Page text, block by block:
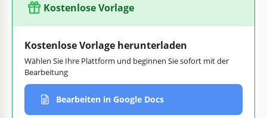
Kostenlose Vorlage
Kostenlose Vorlage herunterladen
Wählen Sie Ihre Plattform und beginnen Sie sofort mit der
Bearbeitung
Bearbeiten in Google Docs